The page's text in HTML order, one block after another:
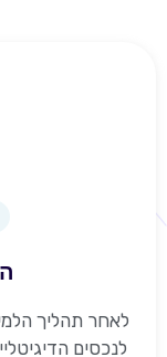
לאחר תהליך